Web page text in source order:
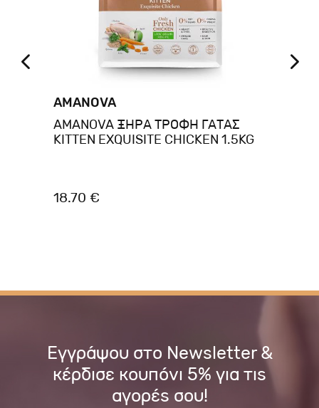
AMANOVA
AMANOVA ΞΗΡΑ ΤΡΟΦΗ ΓΑΤΑΣ
KITTEN EXQUISITE CHICKEN 1.5KG
18.70 €
Εγγράψου στο Newsletter &
κέρδισε κουπόνι 5% για τις
αγορές σου!